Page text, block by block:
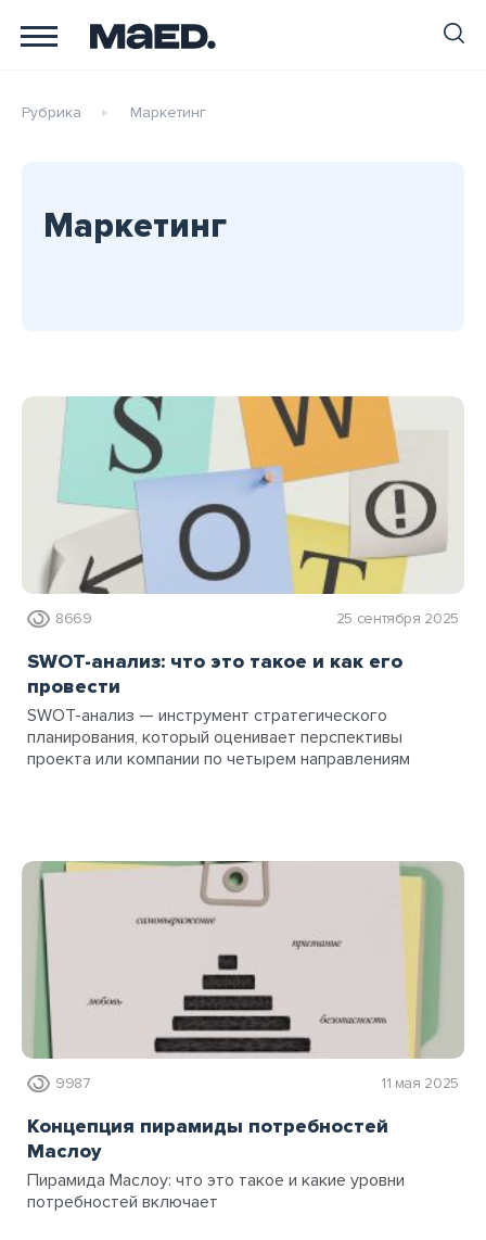
Рубрика Маркетинг
Маркетинг
8669 25 сентября 2025
SWOT-анализ: что это такое и как его
провести
SWOT-анализ — инструмент стратегического
планирования, который оценивает перспективы
проекта или компании по четырем направлениям
9987 11 мая 2025
Концепция пирамиды потребностей
Маслоу
Пирамида Маслоу: что это такое и какие уровни
потребностей включает